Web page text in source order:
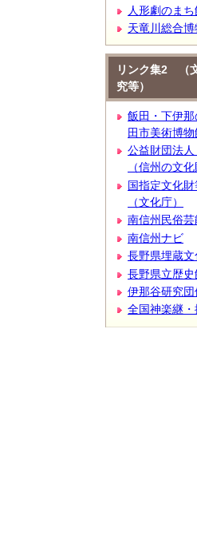
人形劇のまち
天竜川総合
リンク集2 （
究等）
飯田・下伊
田市美術博物
公益財団法
（信州の文化
国指定文化
（文化庁）
南信州民俗
南信州ナビ
長野県埋蔵
長野県立歴史
伊那谷研究
全国神楽継